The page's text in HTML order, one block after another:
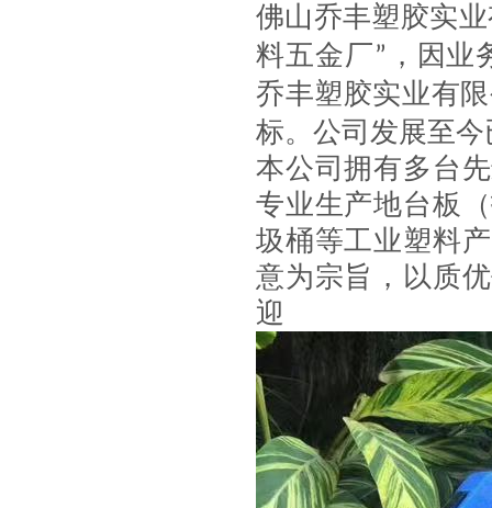
佛山乔丰塑胶实
料五金厂” ，因
乔丰塑胶实业有
标。公司发展至
本公司拥有多台
专业生产地台板
圾桶等工业塑料
意为宗旨，以质